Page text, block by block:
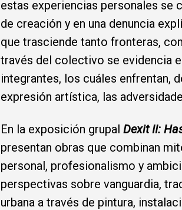
estas experiencias personales se
de creación y en una denuncia
que trasciende tanto fronteras,
través del colectivo se evidencia
integrantes, los cuáles enfrentan,
expresión artística, las
En la exposición grupal Dexit II:
presentan obras que combinan
personal, profesionalismo y
perspectivas sobre vanguardia,
urbana a través de pintura,